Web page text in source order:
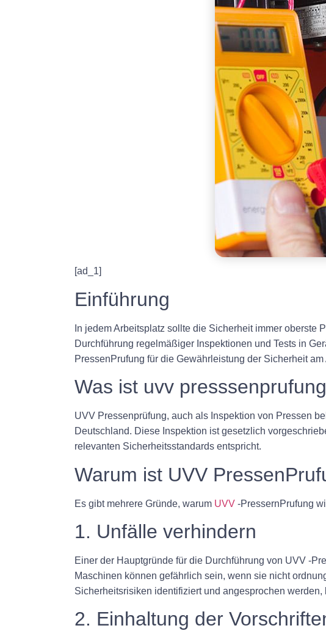
[ad_1]
Einführung
In jedem Arbeitsplatz sollte die Sicherheit immer
Durchführung regelmäßiger Inspektionen und Tests in
PressenPrufung für die Gewährleistung der Sicherheit
Was ist uvv
UVV Pressenprüfung, auch als Inspektion von Pressen
Deutschland. Diese Inspektion ist gesetzlich
relevanten Sicherheitsstandards entspricht.
Warum ist UVV
Es gibt mehrere Gründe, warum UVV -PressernPrufung
1. Unfälle verhindern
Einer der Hauptgründe für die Durchführung von UVV -
Maschinen können gefährlich sein, wenn sie nicht
Sicherheitsrisiken identifiziert und angesprochen
2. Einhaltung der